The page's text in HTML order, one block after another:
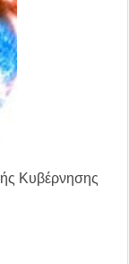
Κυβέρνησης